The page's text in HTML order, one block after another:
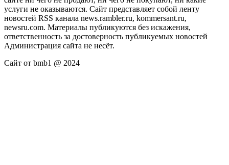
услуги не оказываются. Сайт представляет собой ленту
новостей RSS канала news.rambler.ru, kommersant.ru,
newsru.com. Материалы публикуются без искажения,
ответственность за достоверность публикуемых новостей
Администрация сайта не несёт.
Сайт от bmb1 @ 2024